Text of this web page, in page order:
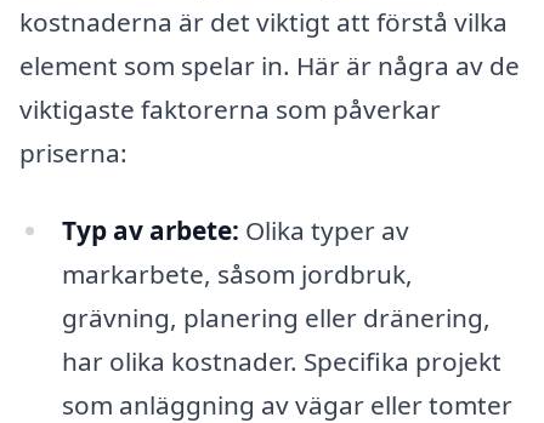
kostnaderna är det viktigt att förstå vilka
element som spelar in. Här är några av de
viktigaste faktorerna som påverkar
priserna:
Typ av arbete: Olika typer av
markarbete, såsom jordbruk,
grävning, planering eller dränering,
har olika kostnader. Specifika projekt
som anläggning av vägar eller tomter